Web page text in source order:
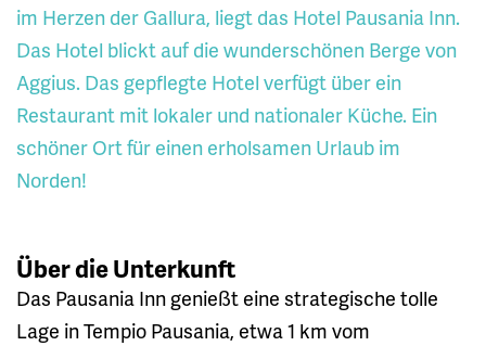
im Herzen der Gallura, liegt das Hotel Pausania Inn.
Das Hotel blickt auf die wunderschönen Berge von
Aggius. Das gepflegte Hotel verfügt über ein
Restaurant mit lokaler und nationaler Küche. Ein
schöner Ort für einen erholsamen Urlaub im
Norden!
Über die Unterkunft
Das Pausania Inn genießt eine strategische tolle
Lage in Tempio Pausania, etwa 1 km vom